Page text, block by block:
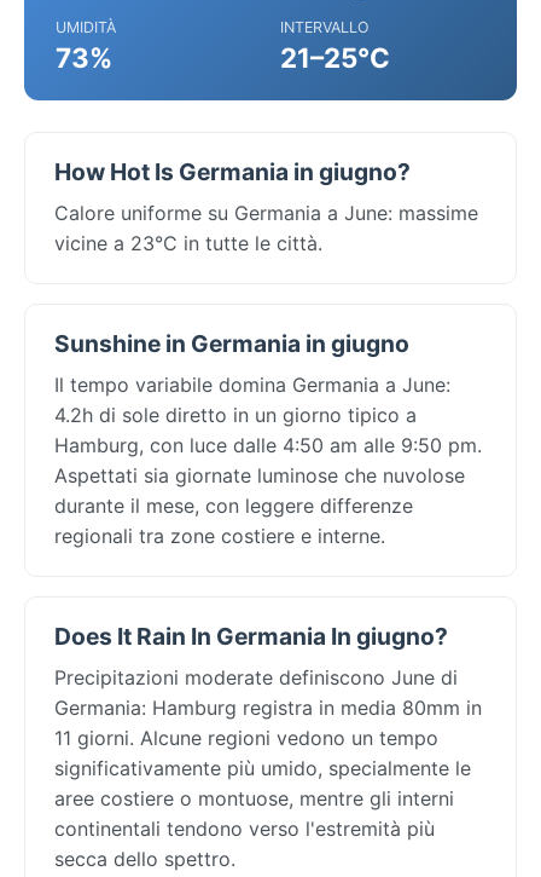
UMIDITÀ
73%
INTERVALLO
21–25°C
How Hot Is Germania in giugno?
Calore uniforme su Germania a June: massime
vicine a 23°C in tutte le città.
Sunshine in Germania in giugno
Il tempo variabile domina Germania a June:
4.2h di sole diretto in un giorno tipico a
Hamburg, con luce dalle 4:50 am alle 9:50 pm.
Aspettati sia giornate luminose che nuvolose
durante il mese, con leggere differenze
regionali tra zone costiere e interne.
Does It Rain In Germania In giugno?
Precipitazioni moderate definiscono June di
Germania: Hamburg registra in media 80mm in
11 giorni. Alcune regioni vedono un tempo
significativamente più umido, specialmente le
aree costiere o montuose, mentre gli interni
continentali tendono verso l'estremità più
secca dello spettro.